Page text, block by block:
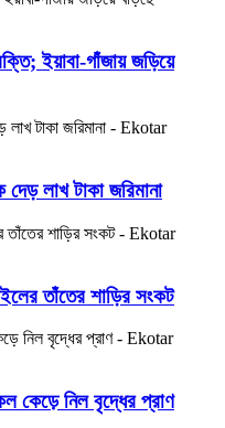
ইয়াবা-গাঁজায় জড়িয়ে
দেড় লাখ টাকা জরিমানা
তাঁতের শাড়ির সংকট
কেড়ে নিল বৃদ্ধের প্রাণ